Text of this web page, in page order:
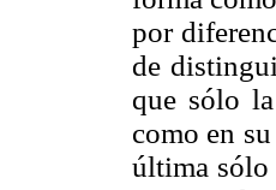
por
de
que sólo
como en
última sólo